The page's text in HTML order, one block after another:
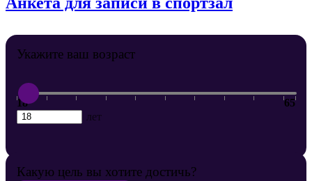
Укажите ваш возраст
18
65
лет
Какую цель вы хотите достичь?